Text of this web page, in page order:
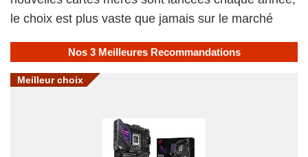
le choix est plus vaste que jamais sur le marché
Nos 3 Meilleures Recommandations
Meilleur choix